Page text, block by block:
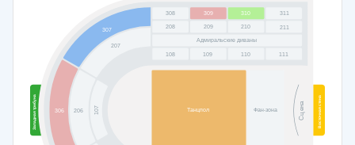
Восточная стена
Западная трибуна
Адмиральские диваны
Фан-зона
Танцпол
107
108 109 110 111
206
207
208 209 210 211
306
307
308 309 310 311
Сцена